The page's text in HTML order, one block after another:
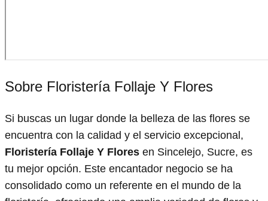
Sobre Floristería Follaje Y Flores
Si buscas un lugar donde la belleza de las flores se
encuentra con la calidad y el servicio excepcional,
Floristería Follaje Y Flores en Sincelejo, Sucre, es
tu mejor opción. Este encantador negocio se ha
consolidado como un referente en el mundo de la